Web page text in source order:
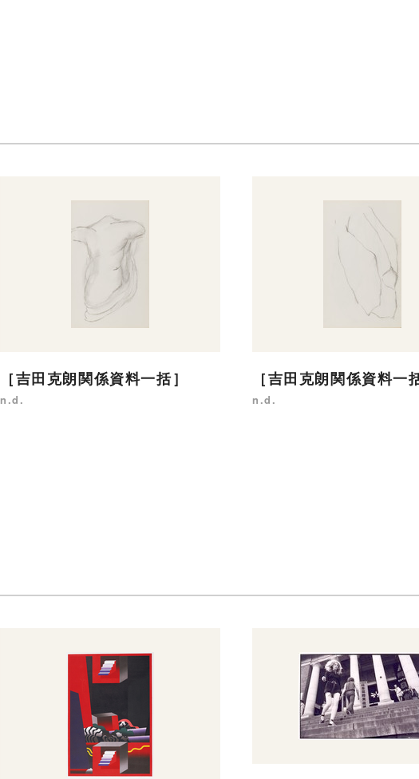
［吉田克朗関係資料一括］
n.d.
［吉田克朗関係資料一
n.d.